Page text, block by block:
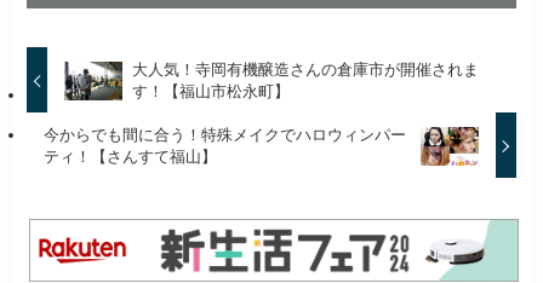
大人気！寺岡有機醸造さんの倉庫市が開催されま
す！【福山市松永町】
今からでも間に合う！特殊メイクでハロウィンパー
ティ！【さんすて福山】